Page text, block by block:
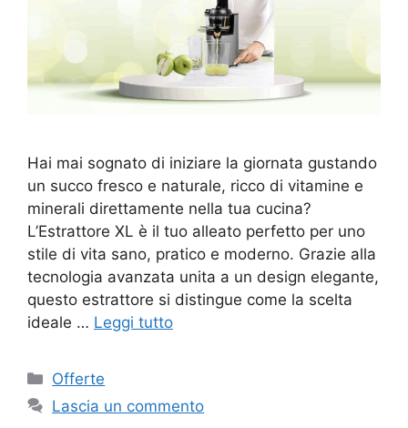
Hai mai sognato di iniziare la giornata gustando
un succo fresco e naturale, ricco di vitamine e
minerali direttamente nella tua cucina?
L’Estrattore XL è il tuo alleato perfetto per uno
stile di vita sano, pratico e moderno. Grazie alla
tecnologia avanzata unita a un design elegante,
questo estrattore si distingue come la scelta
ideale … Leggi tutto
Categorie
Offerte
Lascia un commento